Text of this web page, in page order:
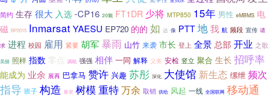
简约 生存 很大 入选-CP16 20颗 FT1DR 少将 MTP850 15年 男性 eMBMS 电
磁 BP2015 InmarsatYAESU EP720 的的 如 达 像 PTT地我 航 频段 宣传 请
求 进程 校园 雇用 紧要 胡军 暴雨 山竹 来袭 市长 登上 全景 总部 开业 之歌
美丽 照样 指数 零点 涡轮 强强 相伴 一同 解释 义务 安检 竖立 聚合 生长 招呼率
能成为 业余 展再 巴拿马 赞许 兴趣 苏彤 深化 大使馆 新生态 缧绁 频次
指导 班子 构造 募资 树模 重特万余 取销 供给 风起 一线 全国联网 移动通